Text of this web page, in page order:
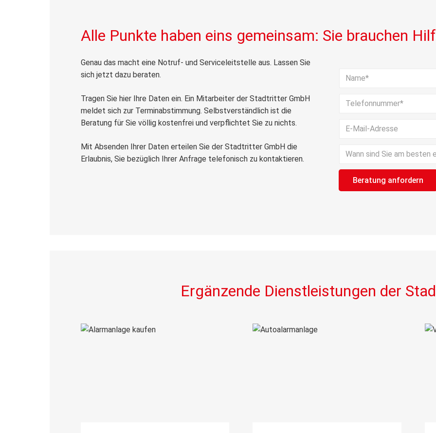
Alle Punkte haben eins gemeinsam: Sie brauchen
Genau das macht eine Notruf- und Serviceleitstelle aus. Lassen Sie
sich jetzt dazu beraten.
Tragen Sie hier Ihre Daten ein. Ein Mitarbeiter der Stadtritter GmbH
meldet sich zur Terminabstimmung. Selbstverständlich ist die
Beratung für Sie völlig kostenfrei und verpflichtet Sie zu nichts.
Mit Absenden Ihrer Daten erteilen Sie der Stadtritter GmbH die
Erlaubnis, Sie bezüglich Ihrer Anfrage telefonisch zu kontaktieren.
Bitte lasse dieses Feld leer.
Ergänzende Dienstleistungen der